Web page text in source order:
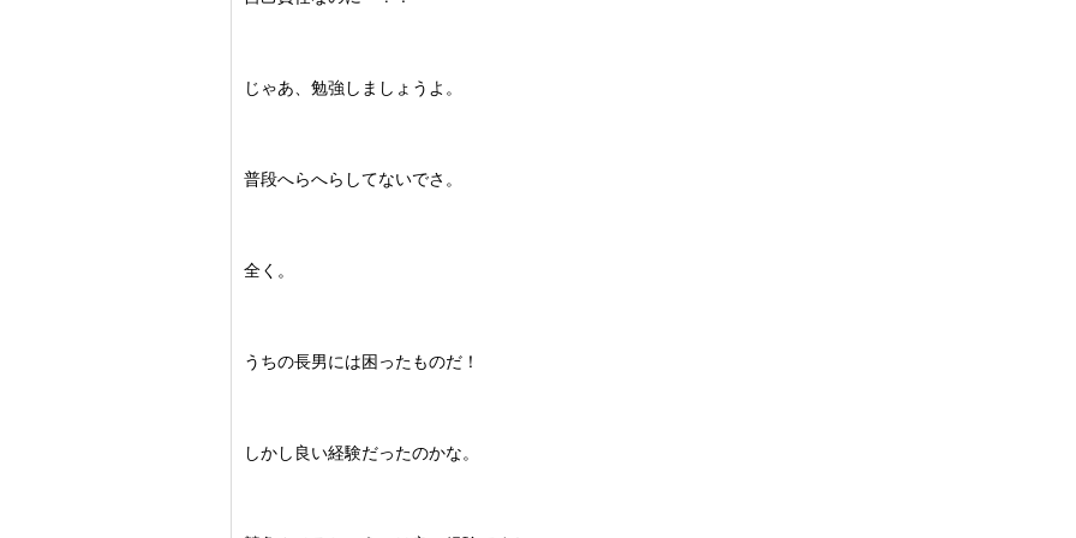
じゃあ、勉強しましょうよ。
普段へらへらしてないでさ。
全く。
うちの長男には困ったものだ！
しかし良い経験だったのかな。